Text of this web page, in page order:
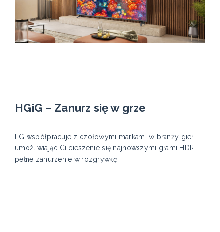
HGiG – Zanurz się w grze
LG współpracuje z czołowymi markami w branży gier,
umożliwiając Ci cieszenie się najnowszymi grami HDR i
pełne zanurzenie w rozgrywkę.